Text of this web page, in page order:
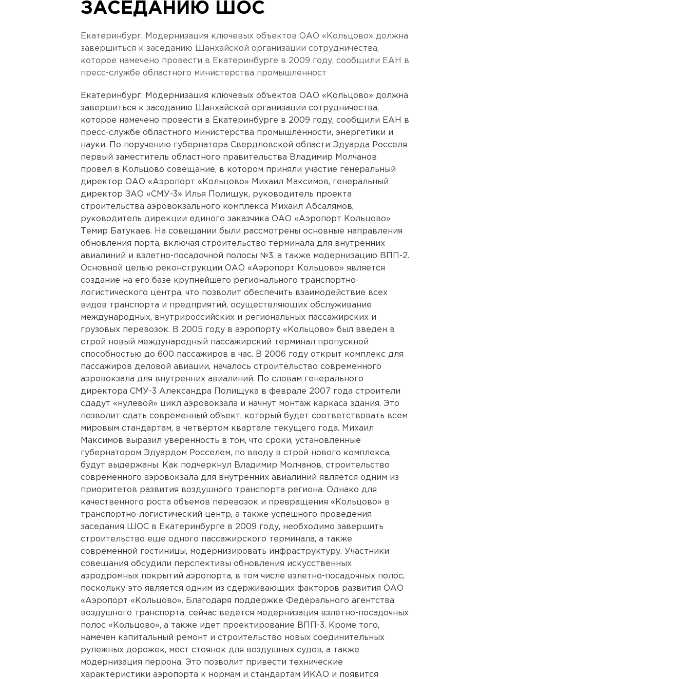
ЗАСЕДАНИЮ ШОС
Екатеринбург. Модернизация ключевых объектов ОАО «Кольцово» должна
завершиться к заседанию Шанхайской организации сотрудничества,
которое намечено провести в Екатеринбурге в 2009 году, сообщили ЕАН в
пресс-службе областного министерства промышленност
Екатеринбург. Модернизация ключевых объектов ОАО «Кольцово» должна
завершиться к заседанию Шанхайской организации сотрудничества,
которое намечено провести в Екатеринбурге в 2009 году, сообщили ЕАН в
пресс-службе областного министерства промышленности, энергетики и
науки. По поручению губернатора Свердловской области Эдуарда Росселя
первый заместитель областного правительства Владимир Молчанов
провел в Кольцово совещание, в котором приняли участие генеральный
директор ОАО «Аэропорт «Кольцово» Михаил Максимов, генеральный
директор ЗАО «СМУ-3» Илья Полищук, руководитель проекта
строительства аэровокзального комплекса Михаил Абсалямов,
руководитель дирекции единого заказчика ОАО «Аэропорт Кольцово»
Темир Батукаев. На совещании были рассмотрены основные направления
обновления порта, включая строительство терминала для внутренних
авиалиний и взлетно-посадочной полосы №3, а также модернизацию ВПП-2.
Основной целью реконструкции ОАО «Аэропорт Кольцово» является
создание на его базе крупнейшего регионального транспортно-
логистического центра, что позволит обеспечить взаимодействие всех
видов транспорта и предприятий, осуществляющих обслуживание
международных, внутрироссийских и региональных пассажирских и
грузовых перевозок. В 2005 году в аэропорту «Кольцово» был введен в
строй новый международный пассажирский терминал пропускной
способностью до 600 пассажиров в час. В 2006 году открыт комплекс для
пассажиров деловой авиации, началось строительство современного
аэровокзала для внутренних авиалиний. По словам генерального
директора СМУ-3 Александра Полищука в феврале 2007 года строители
сдадут «нулевой» цикл аэровокзала и начнут монтаж каркаса здания. Это
позволит сдать современный объект, который будет соответствовать всем
мировым стандартам, в четвертом квартале текущего года. Михаил
Максимов выразил уверенность в том, что сроки, установленные
губернатором Эдуардом Росселем, по вводу в строй нового комплекса,
будут выдержаны. Как подчеркнул Владимир Молчанов, строительство
современного аэровокзала для внутренних авиалиний является одним из
приоритетов развития воздушного транспорта региона. Однако для
качественного роста объемов перевозок и превращения «Кольцово» в
транспортно-логистический центр, а также успешного проведения
заседания ШОС в Екатеринбурге в 2009 году, необходимо завершить
строительство еще одного пассажирского терминала, а также
современной гостиницы, модернизировать инфраструктуру. Участники
совещания обсудили перспективы обновления искусственных
аэродромных покрытий аэропорта, в том числе взлетно-посадочных полос,
поскольку это является одним из сдерживающих факторов развития ОАО
«Аэропорт «Кольцово». Благодаря поддержке Федерального агентства
воздушного транспорта, сейчас ведется модернизация взлетно-посадочных
полос «Кольцово», а также идет проектирование ВПП-3. Кроме того,
намечен капитальный ремонт и строительство новых соединительных
рулежных дорожек, мест стоянок для воздушных судов, а также
модернизация перрона. Это позволит привести технические
характеристики аэропорта к нормам и стандартам ИКАО и появится